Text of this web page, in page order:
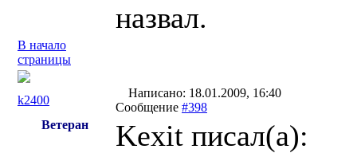
назвал.
В начало
страницы
k2400
Написано: 18.01.2009, 16:40
Сообщение #398
Ветеран
Kexit писал(a):